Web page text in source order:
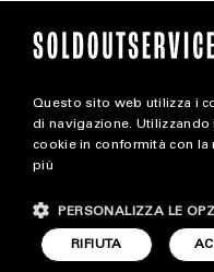
CHEMICAL
Questo sito web utilizza i
di navigazione.
cookie in conformità con
più
RIFIUTA
PERSONALIZZA LE